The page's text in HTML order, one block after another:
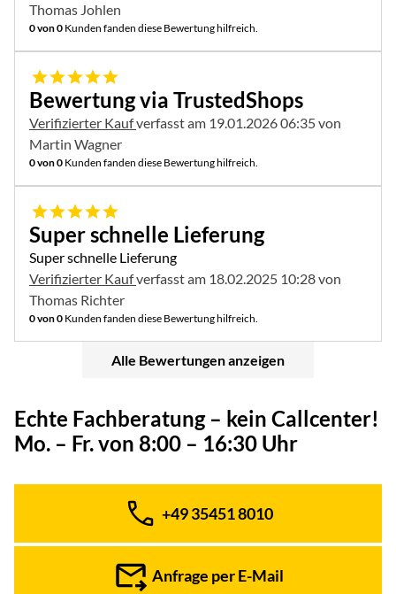
Thomas Johlen
0 von 0 Kunden fanden diese Bewertung hilfreich.
5 von 5
Bewertung via TrustedShops
Verifizierter Kaufverfasst am 19.01.2026 06:35 von
Martin Wagner
0 von 0 Kunden fanden diese Bewertung hilfreich.
5 von 5
Super schnelle Lieferung
Super schnelle Lieferung
Verifizierter Kaufverfasst am 18.02.2025 10:28 von
Thomas Richter
0 von 0 Kunden fanden diese Bewertung hilfreich.
Alle Bewertungen anzeigen
Echte Fachberatung – kein Callcenter!
Mo. – Fr. von 8:00 – 16:30 Uhr
Telefon:
+49 35451 8010
Anfrage per E-Mail